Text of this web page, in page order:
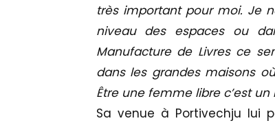
très important pour moi. Je
niveau des espaces ou
Manufacture de Livres ce
dans les grandes maisons
Être une femme libre c’est
Sa venue à Portivechju lui